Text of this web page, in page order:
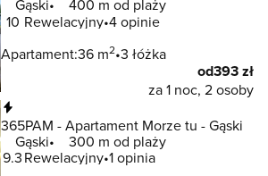
Gąski
400 m od plaży
10 Rewelacyjny 4 opinie
Apartament:36 m2 3 łóżka
od393 zł
za 1 noc, 2 osoby
365PAM - Apartament Morze tu - Gąski
Gąski
300 m od plaży
9.3Rewelacyjny 1 opinia